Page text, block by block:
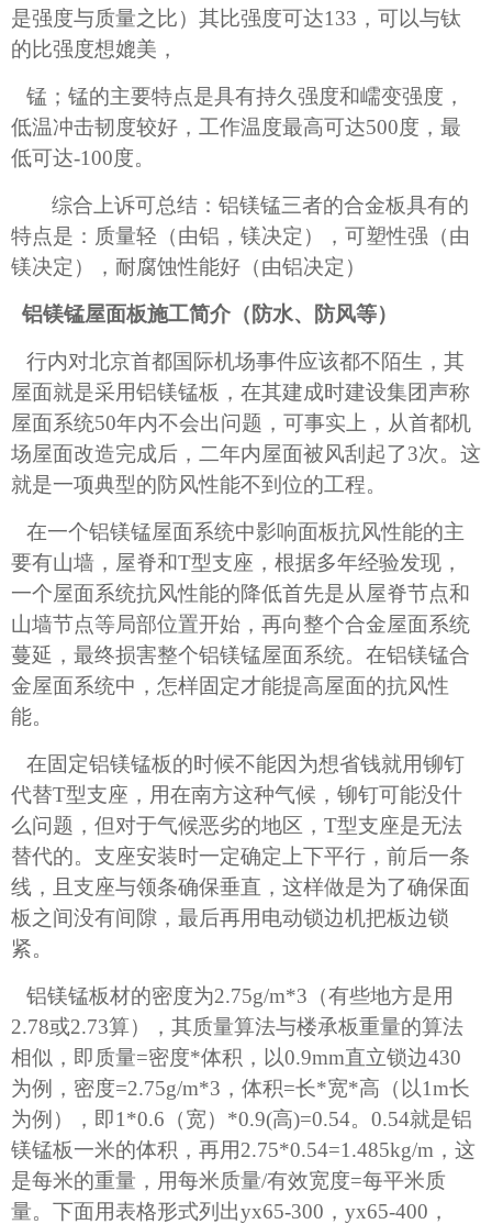
是强度与质量之比）其比强度可达133 ，可以与钛
的比强度想媲美，
锰；锰的主要特点是具有持久强度和嶿变强度，
低温冲击韧度较好，工作温度最高可达500度，最
低可达-100度。
综合上诉可总结：铝镁锰三者的合金板具有的
特点是：质量轻（由铝，镁决定），可塑性强（由
镁决定），耐腐蚀性能好（由铝决定）
铝镁锰屋面板施工简介（防水、防风等）
行内对北京首都国际机场事件应该都不陌生，其
屋面就是采用铝镁锰板，在其建成时建设集团声称
屋面系统50年内不会出问题，可事实上，从首都机
场屋面改造完成后，二年内屋面被风刮起了3次。这
就是一项典型的防风性能不到位的工程。
在一个铝镁锰屋面系统中影响面板抗风性能的主
要有山墙，屋脊和T型支座，根据多年经验发现，
一个屋面系统抗风性能的降低首先是从屋脊节点和
山墙节点等局部位置开始，再向整个合金屋面系统
蔓延，最终损害整个铝镁锰屋面系统。在铝镁锰合
金屋面系统中，怎样固定才能提高屋面的抗风性
能。
在固定铝镁锰板的时候不能因为想省钱就用铆钉
代替T型支座，用在南方这种气候，铆钉可能没什
么问题，但对于气候恶劣的地区， T型支座是无法
替代的。支座安装时一定确定上下平行，前后一条
线，且支座与领条确保垂直，这样做是为了确保面
板之间没有间隙，最后再用电动锁边机把板边锁
紧。
铝镁锰板材的密度为2.75g/m*3（有些地方是用
2.78或2.73算），其质量算法与楼承板重量的算法
相似 ，即质量=密度*体积，以0.9mm直立锁边430
为例，密度=2.75g/m*3，体积=长*宽*高（以1m长
为例），即1*0.6（宽）*0.9(高)=0.54。0.54就是铝
镁锰板一米的体积，再用2.75*0.54=1.485kg/m，这
是每米的重量，用每米质量/有效宽度=每平米质
量。下面用表格形式列出yx65-300，yx65-400，